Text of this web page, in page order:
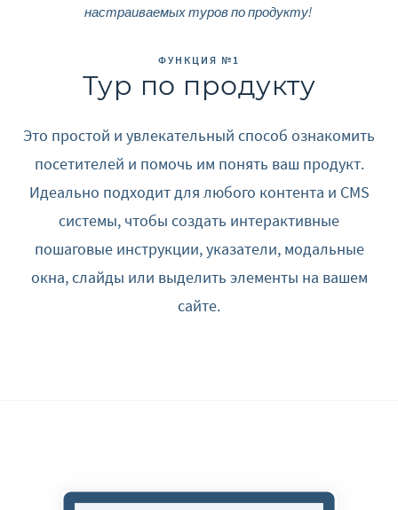
настраиваемых туров по продукту!
ФУНКЦИЯ №1
Тур по продукту
Это простой и увлекательный способ ознакомить
посетителей и помочь им понять ваш продукт.
Идеально подходит для любого контента и CMS
системы, чтобы создать интерактивные
пошаговые инструкции, указатели, модальные
окна, слайды или выделить элементы на вашем
сайте.